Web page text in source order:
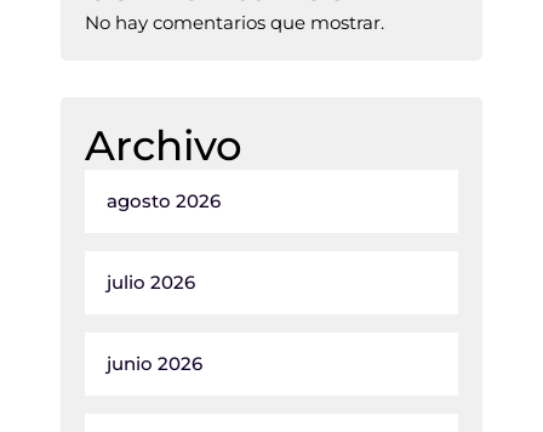
No hay comentarios que mostrar.
Archivo
agosto 2026
julio 2026
junio 2026